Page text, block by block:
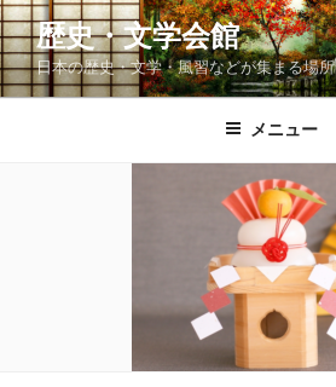
コ
ン
テ
ン
歴史・文学会館
日本の歴史・文学・風習などが集まる場所
メニュー